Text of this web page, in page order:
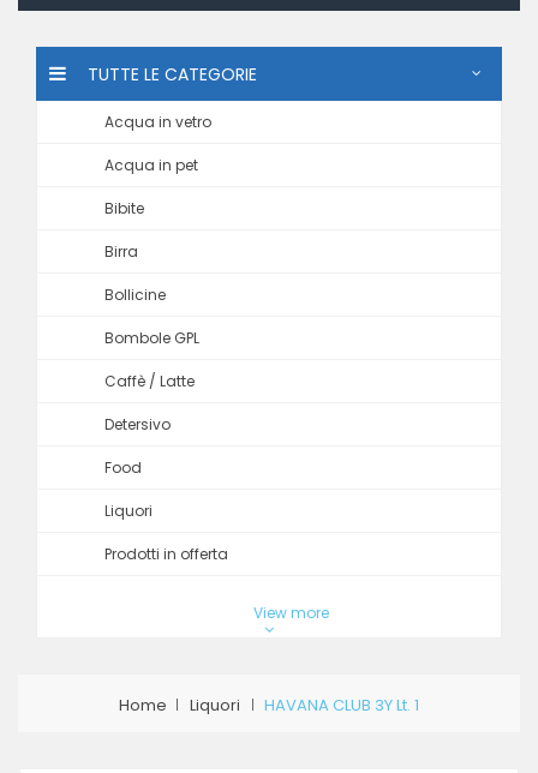
TUTTE LE CATEGORIE
Acqua in vetro
Acqua in pet
Bibite
Birra
Bollicine
Bombole GPL
Caffè / Latte
Detersivo
Food
Liquori
Prodotti in offerta
View more
Home Liquori HAVANA CLUB 3Y Lt. 1